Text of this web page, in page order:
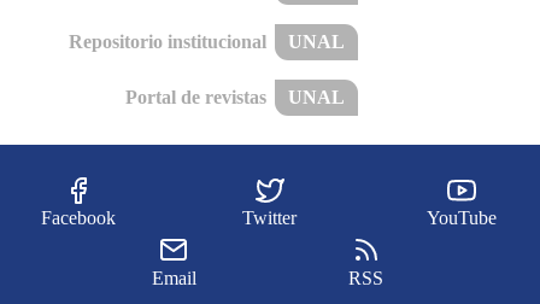
Repositorio institucional UNAL
Portal de revistas UNAL
Facebook Twitter YouTube
Email RSS